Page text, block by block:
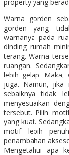
property yang
Warna gorden
gorden yang
warnanya pada
dinding rumah
terang. Warna
ruangan.
lebih gelap. Maka,
juga. Namun, jika
sebaiknya tidak
menyesuaikan
tersebut. Pilih
yang kuat.
motif lebih
penambahan
Mengetahui apa